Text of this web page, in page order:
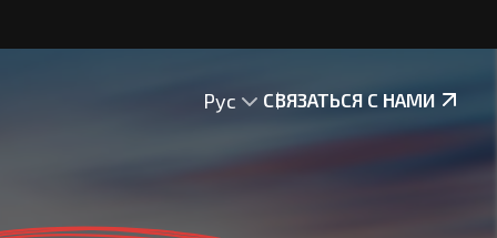
Рус СВЯЗАТЬСЯ С НАМИ